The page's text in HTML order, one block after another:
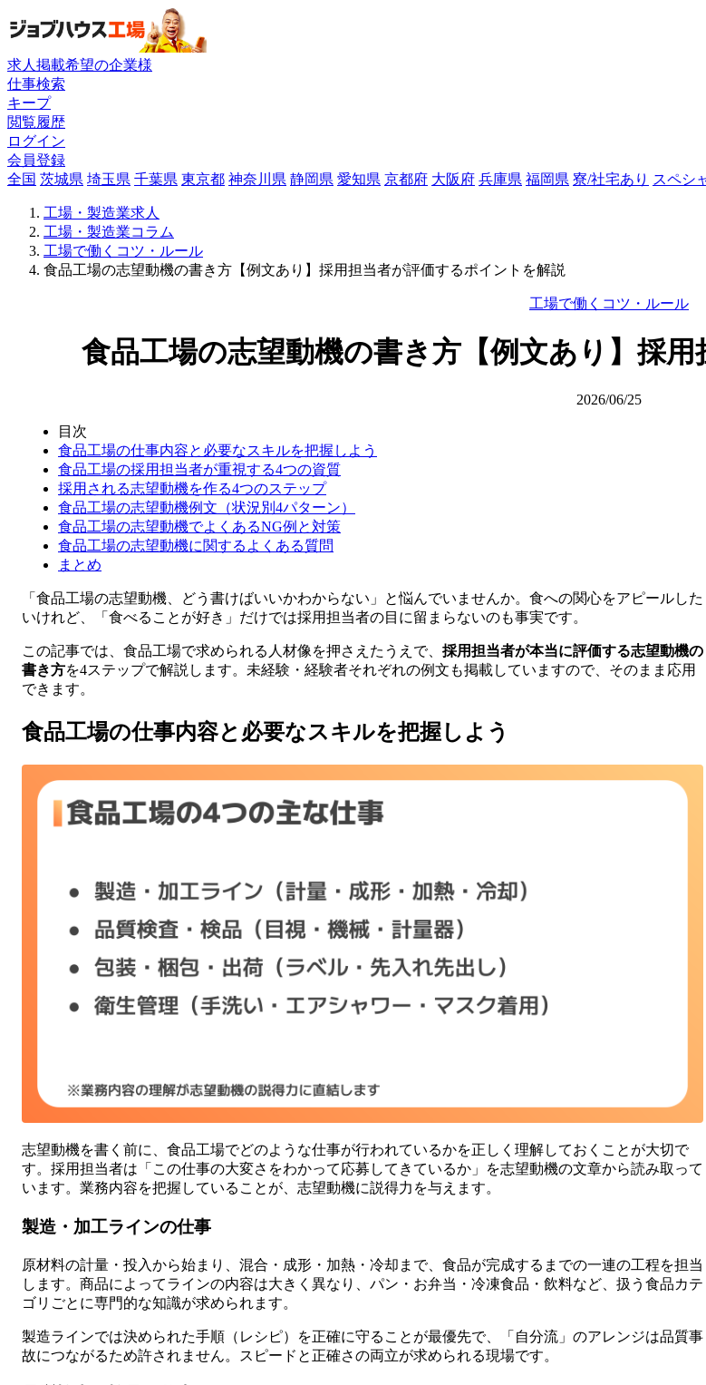
求人掲載希望の企業様
仕事検索
キープ
閲覧履歴
ログイン
会員登録
全国 茨城県 埼玉県 千葉県 東京都 神奈川県 静岡県 愛知県 京都府 大阪府 兵庫県 福岡県 寮/社宅あり スペシ
工場・製造業求人
工場・製造業コラム
工場で働くコツ・ルール
食品工場の志望動機の書き方【例文あり】採用担当者が評価するポイントを解説
工場で働くコツ・ルール
食品工場の志望動機の書き方【例文あり】採
2026/06/25
目次
食品工場の仕事内容と必要なスキルを把握しよう
食品工場の採用担当者が重視する4つの資質
採用される志望動機を作る4つのステップ
食品工場の志望動機例文（状況別4パターン）
食品工場の志望動機でよくあるNG例と対策
食品工場の志望動機に関するよくある質問
まとめ
「食品工場の志望動機、どう書けばいいかわからない」と悩んでいませんか。食への関心をアピールした
いけれど、「食べることが好き」だけでは採用担当者の目に留まらないのも事実です。
この記事では、食品工場で求められる人材像を押さえたうえで、 採用担当者が本当に評価する志望動機の
書き方を4ステップで解説します。未経験・経験者それぞれの例文も掲載していますので、そのまま応用
できます。
食品工場の仕事内容と必要なスキルを把握しよう
志望動機を書く前に、食品工場でどのような仕事が行われているかを正しく理解しておくことが大切で
す。採用担当者は「この仕事の大変さをわかって応募してきているか」を志望動機の文章から読み取って
います。業務内容を把握していることが、志望動機に説得力を与えます。
製造・加工ラインの仕事
原材料の計量・投入から始まり、混合・成形・加熱・冷却まで、食品が完成するまでの一連の工程を担当
します。商品によってラインの内容は大きく異なり、パン・お弁当・冷凍食品・飲料など、扱う食品カテ
ゴリごとに専門的な知識が求められます。
製造ラインでは決められた手順（レシピ）を正確に守ることが最優先で、「自分流」のアレンジは品質事
故につながるため許されません。スピードと正確さの両立が求められる現場です。